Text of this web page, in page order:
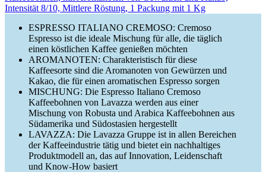
Intensität 8/10, Mittlere Röstung, 1 Packung mit 1 Kg
ESPRESSO ITALIANO CREMOSO: Cremoso
Espresso ist die ideale Mischung für alle, die täglich
einen köstlichen Kaffee genießen möchten
AROMANOTEN: Charakteristisch für diese
Kaffeesorte sind die Aromanoten von Gewürzen und
Kakao, die für einen aromatischen Espresso sorgen
MISCHUNG: Die Espresso Italiano Cremoso
Kaffeebohnen von Lavazza werden aus einer
Mischung von Robusta und Arabica Kaffeebohnen aus
Südamerika und Südostasien hergestellt
LAVAZZA: Die Lavazza Gruppe ist in allen Bereichen
der Kaffeeindustrie tätig und bietet ein nachhaltiges
Produktmodell an, das auf Innovation, Leidenschaft
und Know-How basiert